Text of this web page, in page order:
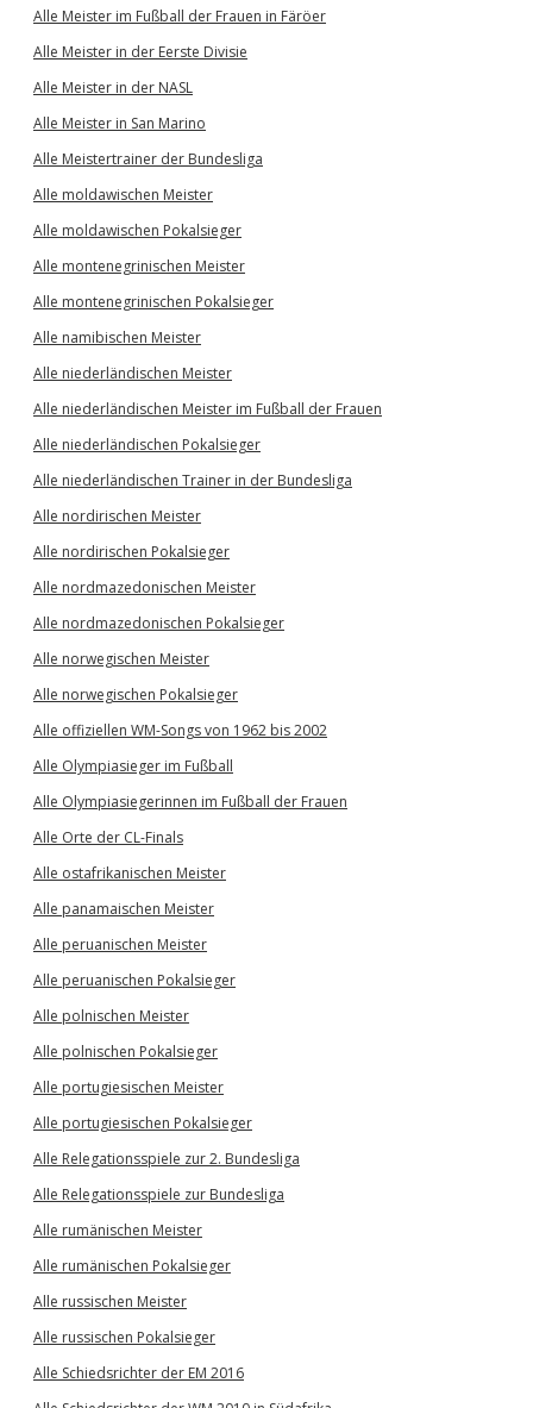
Alle Meister im Fußball der Frauen in Färöer
Alle Meister in der Eerste Divisie
Alle Meister in der NASL
Alle Meister in San Marino
Alle Meistertrainer der Bundesliga
Alle moldawischen Meister
Alle moldawischen Pokalsieger
Alle montenegrinischen Meister
Alle montenegrinischen Pokalsieger
Alle namibischen Meister
Alle niederländischen Meister
Alle niederländischen Meister im Fußball der Frauen
Alle niederländischen Pokalsieger
Alle niederländischen Trainer in der Bundesliga
Alle nordirischen Meister
Alle nordirischen Pokalsieger
Alle nordmazedonischen Meister
Alle nordmazedonischen Pokalsieger
Alle norwegischen Meister
Alle norwegischen Pokalsieger
Alle offiziellen WM-Songs von 1962 bis 2002
Alle Olympiasieger im Fußball
Alle Olympiasiegerinnen im Fußball der Frauen
Alle Orte der CL-Finals
Alle ostafrikanischen Meister
Alle panamaischen Meister
Alle peruanischen Meister
Alle peruanischen Pokalsieger
Alle polnischen Meister
Alle polnischen Pokalsieger
Alle portugiesischen Meister
Alle portugiesischen Pokalsieger
Alle Relegationsspiele zur 2. Bundesliga
Alle Relegationsspiele zur Bundesliga
Alle rumänischen Meister
Alle rumänischen Pokalsieger
Alle russischen Meister
Alle russischen Pokalsieger
Alle Schiedsrichter der EM 2016